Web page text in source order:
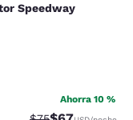
Speedway
Speedway
Bueno. 477 reseñas
Ahorra 10 %